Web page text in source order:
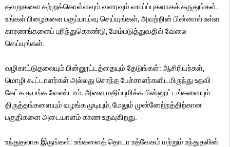
தவறுகளை கற்றுக்கொள்ளவும் வளரவும் வாய்ப்புகளாகக் கருதுங்கள்.
உங்கள் பிழைகளை பகுப்பாய்வு செய்யுங்கள், அவற்றின் பின்னால் உள்ள
காரணங்களைப் புரிந்துகொண்டு, மேம்படுத்துவதில் வேலை
செய்யுங்கள்.
வழிகாட்டுதலையும் பின்னூட்டத்தையும் தேடுங்கள்: ஆசிரியர்கள்,
மொழி கூட்டாளர்கள் அல்லது சொந்த பேச்சாளர்களிடமிருந்து உதவி
கேட்க தயங்க வேண்டாம். அவை மதிப்புமிக்க பின்னூட்டங்களையும்
திருத்தங்களையும் வழங்க முடியும், மேலும் முன்னேற்றத்திற்கான
பகுதிகளை அடையாளம் காண உதவுகிறது.
உந்துதலாக இருங்கள்: உங்களைத் தொடர உத்வேகம் மற்றும் உந்துதலின்